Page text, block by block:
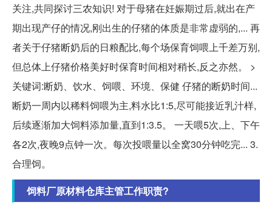
关注,共同探讨三农知识! 对于母猪在妊娠期过后,就出在产
期出现产仔的情况,刚出生的仔猪的体质是非常虚弱的,... 再
者关于仔猪断奶后的日粮配比,每个场保育饲喂上千差万别,
但总体上仔猪价格美好时保育时间相对稍长,反之亦然。 >
关键词:断奶、饮水、饲喂、环境、保健 仔猪的断奶时间...
断奶一周内以稀料饲喂为主,料水比1:5,尽可能接近乳汁样,
后续逐渐加大饲料添加量,直到1:3.5。 一天喂5次,上、下午
各2次,夜晚9点钟一次。每次投喂量以全窝30分钟吃完... 3.
合理饲。
饲料厂原材料仓库主管工作职责?